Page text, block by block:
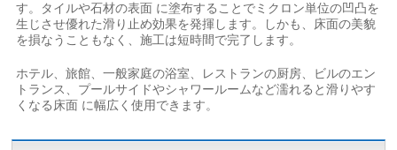
す。タイルや石材の表面 に塗布することでミクロン単位の凹凸を
生じさせ優れた滑り止め効果を発揮します。しかも、床面の美貌
を損なうこともなく、施工は短時間で完了します。
ホテル、旅館、一般家庭の浴室、レストランの厨房、ビルのエン
トランス、プールサイドやシャワールームなど濡れると滑りやす
くなる床面 に幅広く使用できます。